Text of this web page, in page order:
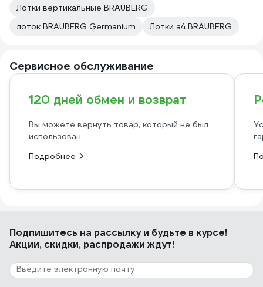
Лотки вертикальные BRAUBERG
лоток BRAUBERG Germanium
Лотки а4 BRAUBERG
Сервисное обслуживание
120 дней обмен и возврат
Вы можете вернуть товар, который не был
использован
Подробнее
Подпишитесь на рассылкуи будьте в курсе!
Акции, скидки, распродажи ждут!